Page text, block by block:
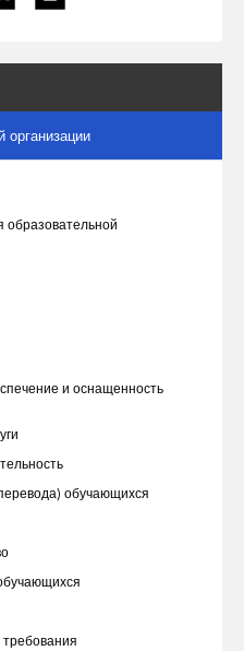
организации
образовательной
и оснащенность
обучающихся